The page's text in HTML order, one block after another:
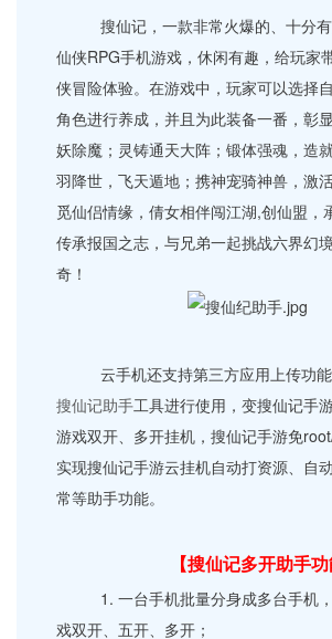
搜仙记，一款非常火爆的、十分有
仙侠RPG手机游戏，休闲有趣，给玩家
侠冒险体验。在游戏中，玩家可以选择
角色进行养成，并且为此装备一番，彰
妖除魔；灵铸通天大阵；锻体强魂，造
羽降世，飞天遁地；携神宠骑神兽，激
觅仙侣情缘，倩女相伴闯江湖,创仙盟，
传承报国之志，与兄弟一起挑战六界幻
奇！
云手机还支持第三方应用上传功能
搜仙记助手工具进行使用，变搜仙记手
游戏双开、多开挂机，搜仙记手游免
实现搜仙记手游云挂机自动打资源、自
常等助手功能。
【搜仙记多开助手功
1. 一台手机批量分身成多台手机，
戏双开、五开、多开；